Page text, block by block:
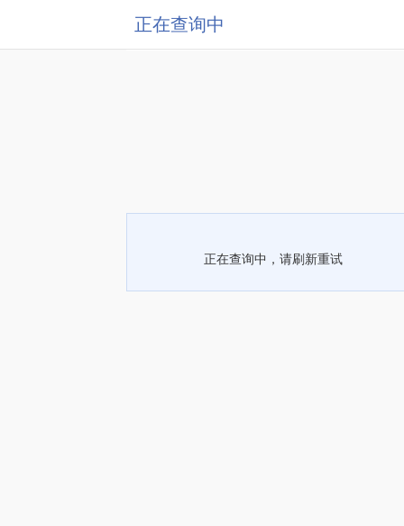
正在查询中
正在查询中，请刷新重试